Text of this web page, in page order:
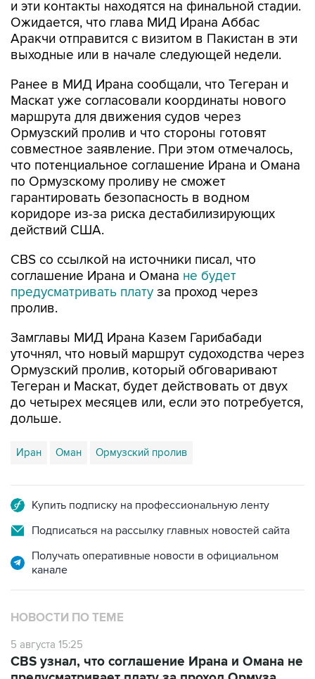
и эти контакты находятся на финальной стадии.
Ожидается, что глава МИД Ирана Аббас
Аракчи отправится с визитом в Пакистан в эти
выходные или в начале следующей недели.
Ранее в МИД Ирана сообщали, что Тегеран и
Маскат уже согласовали координаты нового
маршрута для движения судов через
Ормузский пролив и что стороны готовят
совместное заявление. При этом отмечалось,
что потенциальное соглашение Ирана и Омана
по Ормузскому проливу не сможет
гарантировать безопасность в водном
коридоре из-за риска дестабилизирующих
действий США.
CBS со ссылкой на источники писал, что
соглашение Ирана и Омана не будет
предусматривать плату за проход через
пролив.
Замглавы МИД Ирана Казем Гарибабади
уточнял, что новый маршрут судоходства через
Ормузский пролив, который обговаривают
Тегеран и Маскат, будет действовать от двух
до четырех месяцев или, если это потребуется,
дольше.
Иран Оман Ормузский пролив
Купить подписку на профессиональную ленту
Подписаться на рассылку главных новостей сайта
Получать оперативные новости в официальном
канале
НОВОСТИ ПО ТЕМЕ
5 августа 15:25
CBS узнал, что соглашение Ирана и Омана не